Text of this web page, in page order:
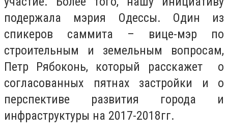
подержала мэрия Одессы. Один из
спикеров саммита – вице-мэр по
строительным и земельным вопросам,
Петр Рябоконь, который расскажет о
согласованных пятнах застройки и о
перспективе развития города и
инфраструктуры на 2017-2018гг.